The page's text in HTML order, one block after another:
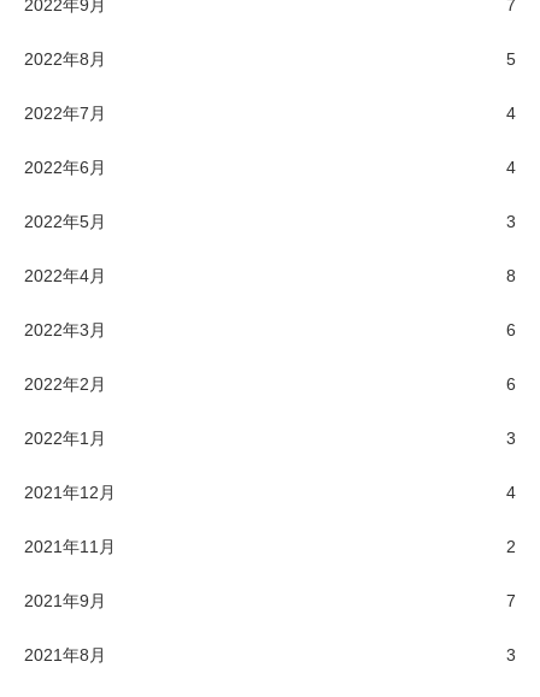
2022年9月 7
2022年8月 5
2022年7月 4
2022年6月 4
2022年5月 3
2022年4月 8
2022年3月 6
2022年2月 6
2022年1月 3
2021年12月 4
2021年11月 2
2021年9月 7
2021年8月 3